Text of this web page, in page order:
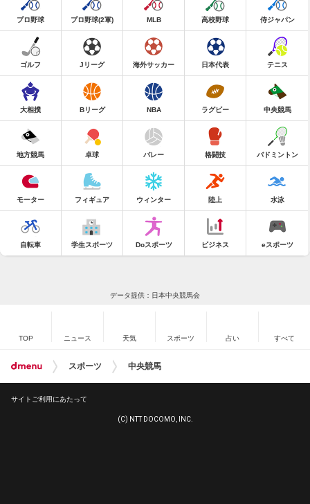
プロ野球 プロ野球(2軍) MLB 高校野球 侍ジャパン
ゴルフ Jリーグ 海外サッカー 日本代表 テニス
大相撲 Bリーグ NBA ラグビー 中央競馬
地方競馬 卓球 バレー 格闘技 バドミントン
モーター フィギュア ウィンター 陸上 水泳
自転車 学生スポーツ Doスポーツ ビジネス eスポーツ
データ提供：日本中央競馬会
TOP ニュース 天気 スポーツ 占い すべて
スポーツ 中央競馬
サイトご利用にあたって
(C) NTT DOCOMO, INC.